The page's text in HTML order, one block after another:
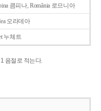
큼피나, România 로므니아
오라데아
누체트
음절로 적는다.